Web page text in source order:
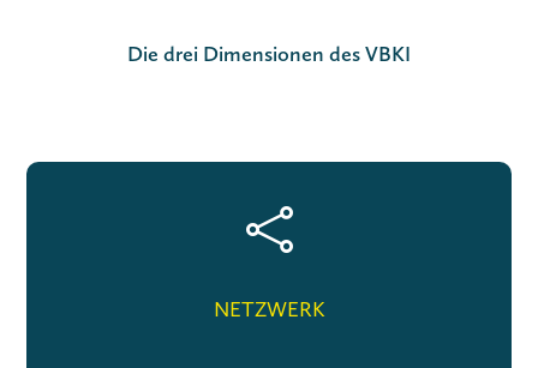
Die drei Dimensionen des VBKI

NETZWERK